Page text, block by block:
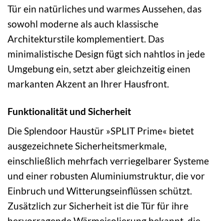
Tür ein natürliches und warmes Aussehen, das
sowohl moderne als auch klassische
Architekturstile komplementiert. Das
minimalistische Design fügt sich nahtlos in jede
Umgebung ein, setzt aber gleichzeitig einen
markanten Akzent an Ihrer Hausfront.
Funktionalität und Sicherheit
Die Splendoor Haustür »SPLIT Prime« bietet
ausgezeichnete Sicherheitsmerkmale,
einschließlich mehrfach verriegelbarer Systeme
und einer robusten Aluminiumstruktur, die vor
Einbruch und Witterungseinflüssen schützt.
Zusätzlich zur Sicherheit ist die Tür für ihre